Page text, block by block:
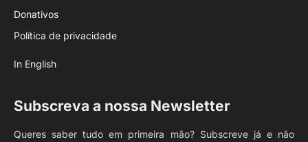
Donativos
Política de privacidade
In English
Subscreva a nossa Newsletter
Queres saber tudo em primeira mão? Subscreve já e não